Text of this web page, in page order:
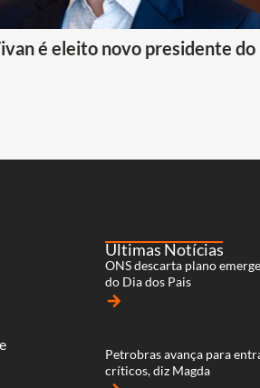
é eleito novo presidente do
Últimas Notícias
ONS descarta plano
do Dia dos Pais
arrow_forward
Petrobras avança para
críticos, diz Magda